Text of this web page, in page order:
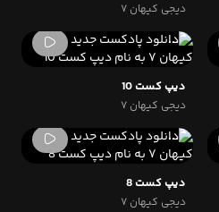
دیجی کیهان ۷
دیپ کست 10
دیجی کیهان ۷
دیپ کست 8
دیجی کیهان ۷